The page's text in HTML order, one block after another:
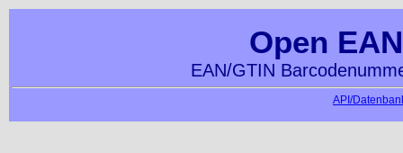
Open
EAN/GTIN
API/